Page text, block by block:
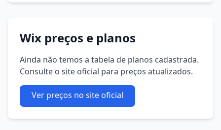
Wix preços e planos
Ainda não temos a tabela de planos cadastrada.
Consulte o site oficial para preços atualizados.
Ver preços no site oficial